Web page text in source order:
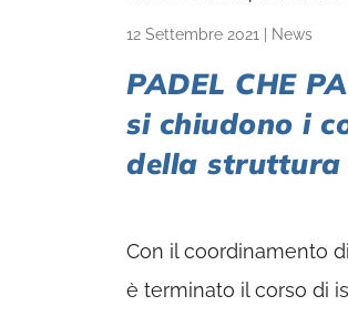
12 Settembre 2021 News
PADEL CHE
si chiudono i
della struttura
Con il coordinamento
è terminato il corso di